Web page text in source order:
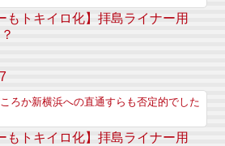
もトキイロ化】拝島ライナー用
ろか新横浜への直通すらも否定的でした
もトキイロ化】拝島ライナー用